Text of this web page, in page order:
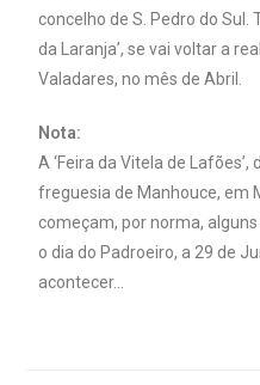
concelho de S. Pedro do Sul.
da Laranja’, se vai voltar a
Valadares, no mês de Abril.
Nota:
A ‘Feira da Vitela de
freguesia de Manhouce, em
começam, por norma,
o dia do Padroeiro, a 29 de
acontecer…